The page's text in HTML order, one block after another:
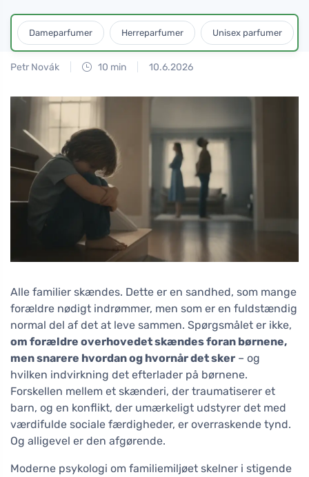
Dameparfumer Herreparfumer Unisex parfumer
Petr Novák 10 min 10.6.2026
Alle familier skændes. Dette er en sandhed, som mange
forældre nødigt indrømmer, men som er en fuldstændig
normal del af det at leve sammen. Spørgsmålet er ikke,
om forældre overhovedet skændes foran børnene,
men snarere hvordan og hvornår det sker – og
hvilken indvirkning det efterlader på børnene.
Forskellen mellem et skænderi, der traumatiserer et
barn, og en konflikt, der umærkeligt udstyrer det med
værdifulde sociale færdigheder, er overraskende tynd.
Og alligevel er den afgørende.
Moderne psykologi om familiemiljøet skelner i stigende